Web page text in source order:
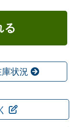
る
状況